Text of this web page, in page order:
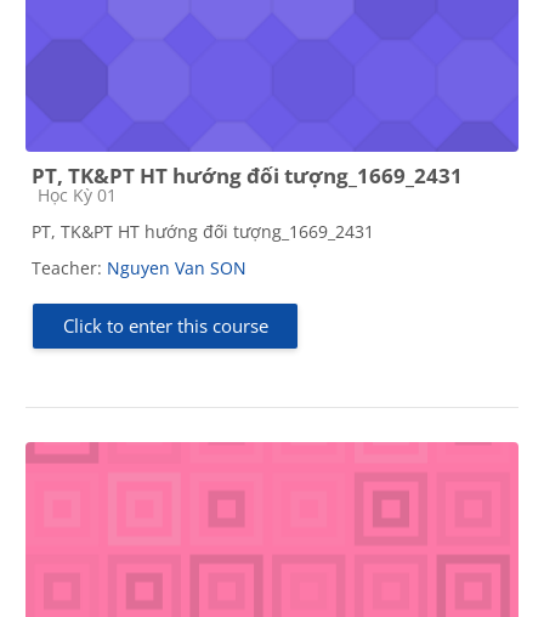
PT, TK&PT HT hướng đối tượng_1669_2431
Course category
Học Kỳ 01
PT, TK&PT HT hướng đối tượng_1669_2431
Teacher: Nguyen Van SON
Click to enter this course